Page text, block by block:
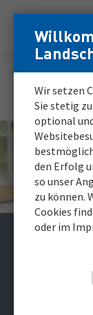
Inhalt
Login
Login
Navigation
Menü
Wir setzen
Sie stetig
optional
den Erfolg
so unser
zu können.
Cookies
oder im
(m/w/
für das